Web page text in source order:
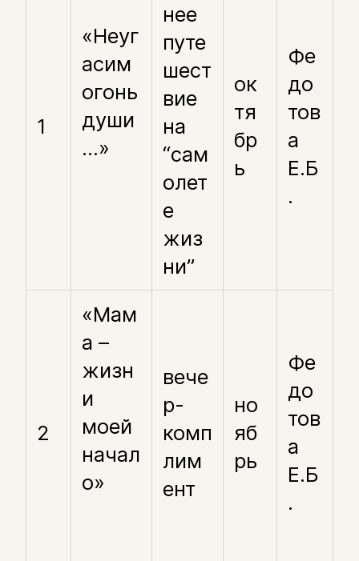
1
«Неуг
асим
огонь
души
…»
нее
путе
шест
вие
на
“сам
олет
е
жиз
ни”
ок
тя
бр
ь
Фе
до
тов
а
Е.Б
.
2
«Мам
а –
жизн
и
моей
начал
о»
вече
р-
комп
лим
ент
но
яб
рь
Фе
до
тов
а
Е.Б
.